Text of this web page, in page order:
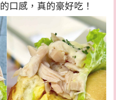
口感，真的豪好吃！